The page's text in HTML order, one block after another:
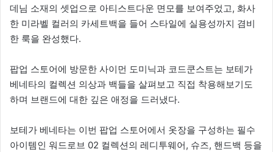
데님 소재의 셋업으로 아티스트다운 면모를 보여주었고, 화사
한 미라벨 컬러의 카세트백을 들어 스타일에 실용성까지 겸비
한 룩을 완성했다.
팝업 스토어에 방문한 사이먼 도미닉과 코드쿤스트는 보테가
베네타의 컬렉션 의상과 백들을 살펴보고 직접 착용해보기도
하며 브랜드에 대한 깊은 애정을 드러냈다.
보테가 베네타는 이번 팝업 스토어에서 옷장을 구성하는 필수
아이템인 워드로브 02 컬렉션의 레디투웨어, 슈즈, 핸드백 등을